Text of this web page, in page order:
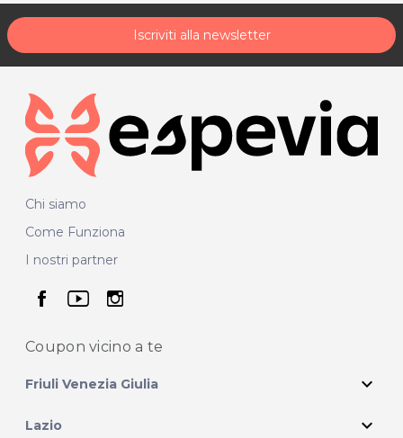
Iscriviti alla newsletter
Chi siamo
Come Funziona
I nostri partner
seguici su facebook
seguici su youtube
seguici su instagram
Coupon vicino a te
Friuli Venezia Giulia expand_more
Lazio expand_more